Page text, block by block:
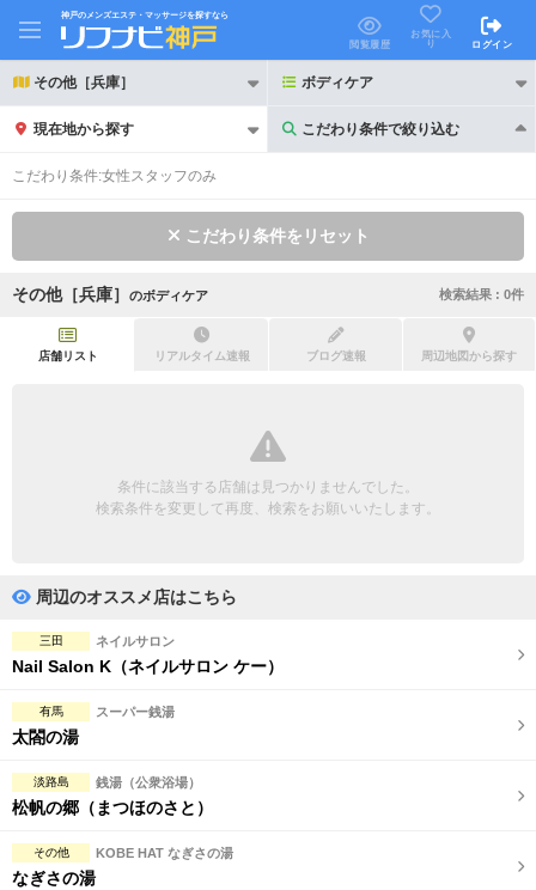
神戸のメンズエステ・マッサージを探すなら
閲覧履歴
お気に入
り
ログイン
その他［兵庫］ ボディケア
現在地から探す こだわり条件で絞り込む
こだわり条件で絞り込む
初回割引あり リピーター割引あり
団体様歓迎
ペアルームあり
フットバスあり
日本人スタッフのみ
スタッフ指名可
こだわり条件:女性スタッフのみ
こだわり条件をリセット
その他［兵庫］ のボディケア 検索結果 : 0件
店舗リスト リアルタイム速報 ブログ速報 周辺地図から探す
条件に該当する店舗は見つかりませんでした。
検索条件を変更して再度、検索をお願いいたします。
周辺のオススメ店はこちら
三田 ネイルサロン
Nail Salon K（ネイルサロン ケー）
有馬 スーパー銭湯
太閤の湯
淡路島 銭湯（公衆浴場）
松帆の郷（まつほのさと）
その他 KOBE HAT なぎさの湯
なぎさの湯